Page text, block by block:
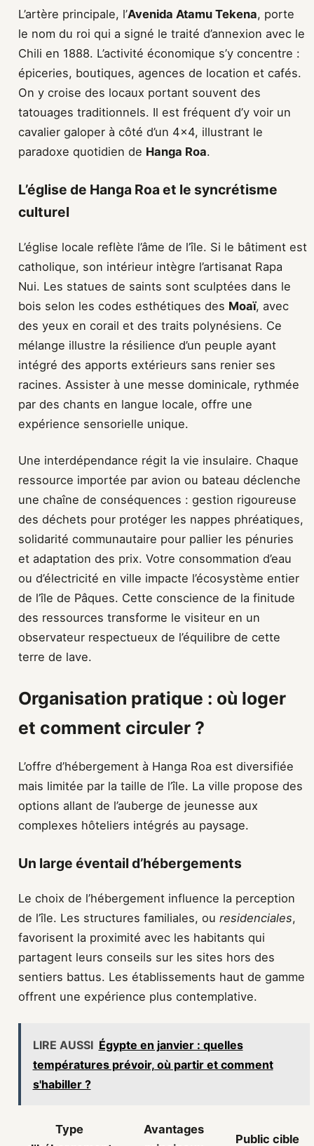
L’artère principale, l’Avenida Atamu Tekena, porte
le nom du roi qui a signé le traité d’annexion avec le
Chili en 1888. L’activité économique s’y concentre :
épiceries, boutiques, agences de location et cafés.
On y croise des locaux portant souvent des
tatouages traditionnels. Il est fréquent d’y voir un
cavalier galoper à côté d’un 4×4, illustrant le
paradoxe quotidien de Hanga Roa.
L’église de Hanga Roa et le syncrétisme
culturel
L’église locale reflète l’âme de l’île. Si le bâtiment est
catholique, son intérieur intègre l’artisanat Rapa
Nui. Les statues de saints sont sculptées dans le
bois selon les codes esthétiques des Moaï, avec
des yeux en corail et des traits polynésiens. Ce
mélange illustre la résilience d’un peuple ayant
intégré des apports extérieurs sans renier ses
racines. Assister à une messe dominicale, rythmée
par des chants en langue locale, offre une
expérience sensorielle unique.
Une interdépendance régit la vie insulaire. Chaque
ressource importée par avion ou bateau déclenche
une chaîne de conséquences : gestion rigoureuse
des déchets pour protéger les nappes phréatiques,
solidarité communautaire pour pallier les pénuries
et adaptation des prix. Votre consommation d’eau
ou d’électricité en ville impacte l’écosystème entier
de l’île de Pâques. Cette conscience de la finitude
des ressources transforme le visiteur en un
observateur respectueux de l’équilibre de cette
terre de lave.
Organisation pratique : où loger
et comment circuler ?
L’offre d’hébergement à Hanga Roa est diversifiée
mais limitée par la taille de l’île. La ville propose des
options allant de l’auberge de jeunesse aux
complexes hôteliers intégrés au paysage.
Un large éventail d’hébergements
Le choix de l’hébergement influence la perception
de l’île. Les structures familiales, ou residenciales,
favorisent la proximité avec les habitants qui
partagent leurs conseils sur les sites hors des
sentiers battus. Les établissements haut de gamme
offrent une expérience plus contemplative.
LIRE AUSSI Égypte en janvier : quelles
températures prévoir, où partir et comment
s'habiller ?
Type
Avantages
Public cible